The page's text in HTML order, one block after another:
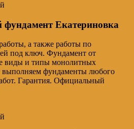
фундамент Екатериновка
а также работы по
под ключ. Фундамент от
виды и типы монолитных
выполняем фундаменты любого
Гарантия. Официальный